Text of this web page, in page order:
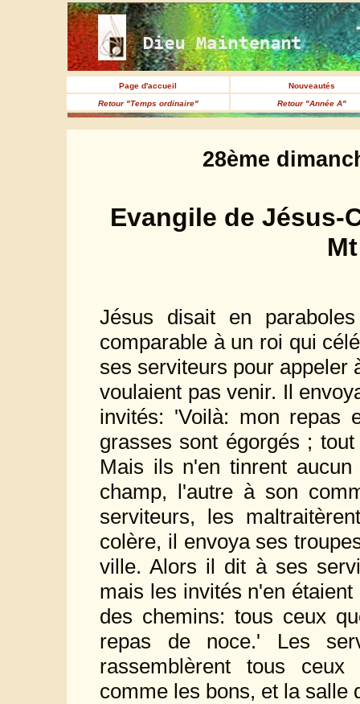
Page d'accueil
Nouveautés
Retour "Temps ordinaire"
Retour "Année A"
28ème
Evangile de Jésus-
Jésus disait en
comparable à un roi qui
ses serviteurs pour appeler
voulaient pas venir. Il
invités: 'Voilà: mon repas
grasses sont égorgés ;
Mais ils n'en tinrent
champ, l'autre à son
serviteurs, les
colère, il envoya ses
ville. Alors il dit à ses
mais les invités n'en
des chemins: tous ceux
repas de noce.' Les
rassemblèrent tous
comme les bons, et la salle